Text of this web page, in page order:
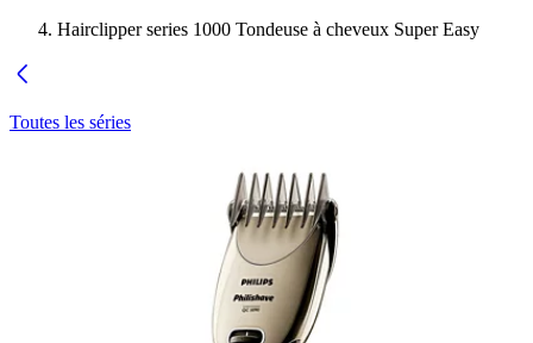
Hairclipper series 1000 Tondeuse à cheveux Super Easy
Toutes les séries